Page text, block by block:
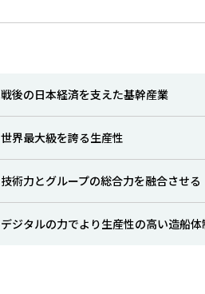
戦後の日本経済を支えた基幹産業
世界最大級を誇る生産性
技術力とグループの総合力を融合させる
デジタルの力でより生産性の高い造船